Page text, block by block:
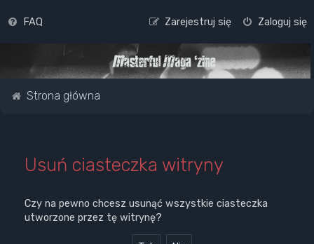
FAQ Zaloguj się
Zarejestruj się
Strona główna
Usuń ciasteczka witryny
Czy na pewno chcesz usunąć wszystkie ciasteczka
utworzone przez tę witrynę?